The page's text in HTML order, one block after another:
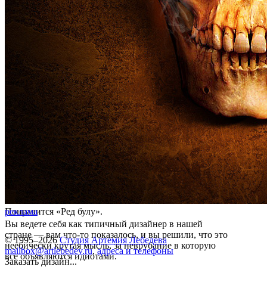
Понравится «Ред булу».
Вы ведете себя как типичный дизайнер в нашей
стране — вам что-то показалось, и вы решили, что это
неебически крутая мысль, за неврубание в которую
все объявляются идиотами.
реклама
© 1995–2026 Студия Артемия Лебедева
mailbox@artlebedev.ru, адреса и телефоны
Заказать дизайн...